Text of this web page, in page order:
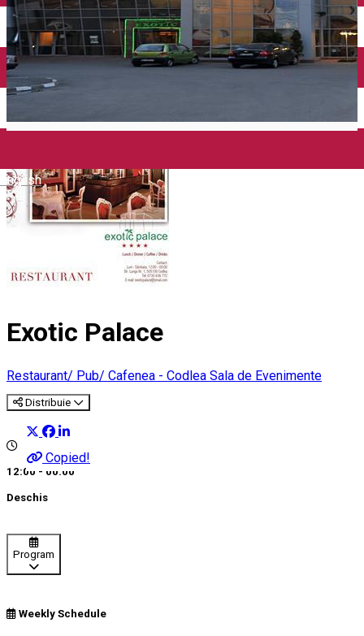
English
Exotic Palace
Restaurant/ Pub/ Cafenea - Codlea Sala de Evenimente
Distribuie
Copied!
12:00 - 00:00
Deschis
Program
Weekly Schedule